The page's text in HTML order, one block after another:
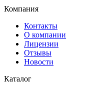
Компания
Контакты
О компании
Лицензии
Отзывы
Новости
Каталог